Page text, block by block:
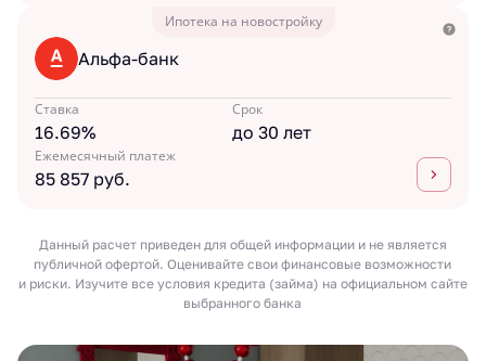
Ипотека на новостройку
Альфа-банк
Ставка
16.69%
Срок
до 30 лет
Ежемесячный платеж
85 857 руб.
Данный расчет приведен для общей информации и не является
публичной офертой. Оценивайте свои финансовые возможности
и риски. Изучите все условия кредита (займа) на официальном сайте
выбранного банка